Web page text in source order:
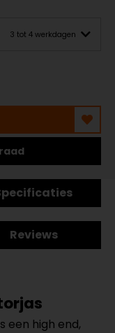
3 tot 4 werkdagen
Reviews
een high end,